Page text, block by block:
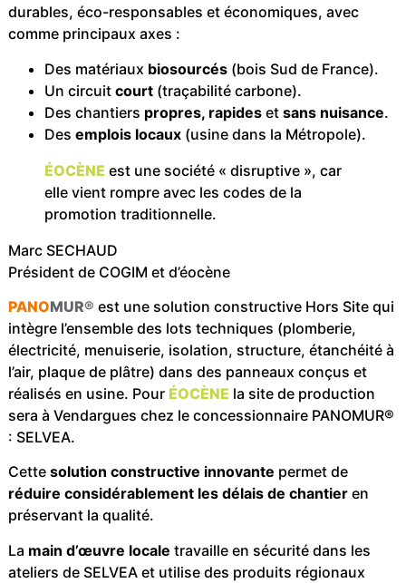
durables, éco-responsables et économiques, avec
comme principaux axes :
Des matériaux biosourcés(bois Sud de France).
Un circuit court (traçabilité carbone).
Des chantiers propres, rapideset sans nuisance.
Des emplois locaux(usine dans la Métropole).
ÉOCÈNE est une société « disruptive », car
elle vient rompre avec les codes de la
promotion traditionnelle.
Marc SECHAUD
Président de COGIM et d’éocène
PANOMUR® est une solution constructive Hors Site qui
intègre l’ensemble des lots techniques (plomberie,
électricité, menuiserie, isolation, structure, étanchéité à
l’air, plaque de plâtre) dans des panneaux conçus et
réalisés en usine. Pour ÉOCÈNE la site de production
sera à Vendargues chez le concessionnaire PANOMUR®
: SELVEA.
Cette solution constructive innovante permet de
réduire considérablement les délais de chantieren
préservant la qualité.
La main d’œuvre locale travaille en sécurité dans les
ateliers de SELVEA et utilise des produits régionaux